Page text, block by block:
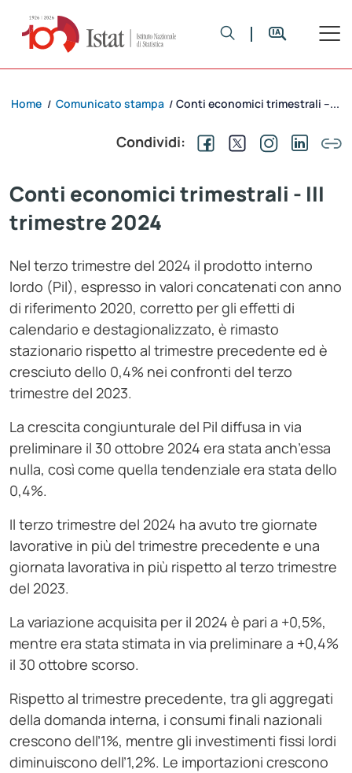
Home / Comunicato stampa / Conti economici trimestrali –...
Condividi:
Conti economici trimestrali - III
trimestre 2024
Nel terzo trimestre del 2024 il prodotto interno
lordo (Pil), espresso in valori concatenati con anno
di riferimento 2020, corretto per gli effetti di
calendario e destagionalizzato, è rimasto
stazionario rispetto al trimestre precedente ed è
cresciuto dello 0,4% nei confronti del terzo
trimestre del 2023.
La crescita congiunturale del Pil diffusa in via
preliminare il 30 ottobre 2024 era stata anch’essa
nulla, così come quella tendenziale era stata dello
0,4%.
Il terzo trimestre del 2024 ha avuto tre giornate
lavorative in più del trimestre precedente e una
giornata lavorativa in più rispetto al terzo trimestre
del 2023.
La variazione acquisita per il 2024 è pari a +0,5%,
mentre era stata stimata in via preliminare a +0,4%
il 30 ottobre scorso.
Rispetto al trimestre precedente, tra gli aggregati
della domanda interna, i consumi finali nazionali
crescono dell’1%, mentre gli investimenti fissi lordi
diminuiscono dell’1,2%. Le importazioni crescono